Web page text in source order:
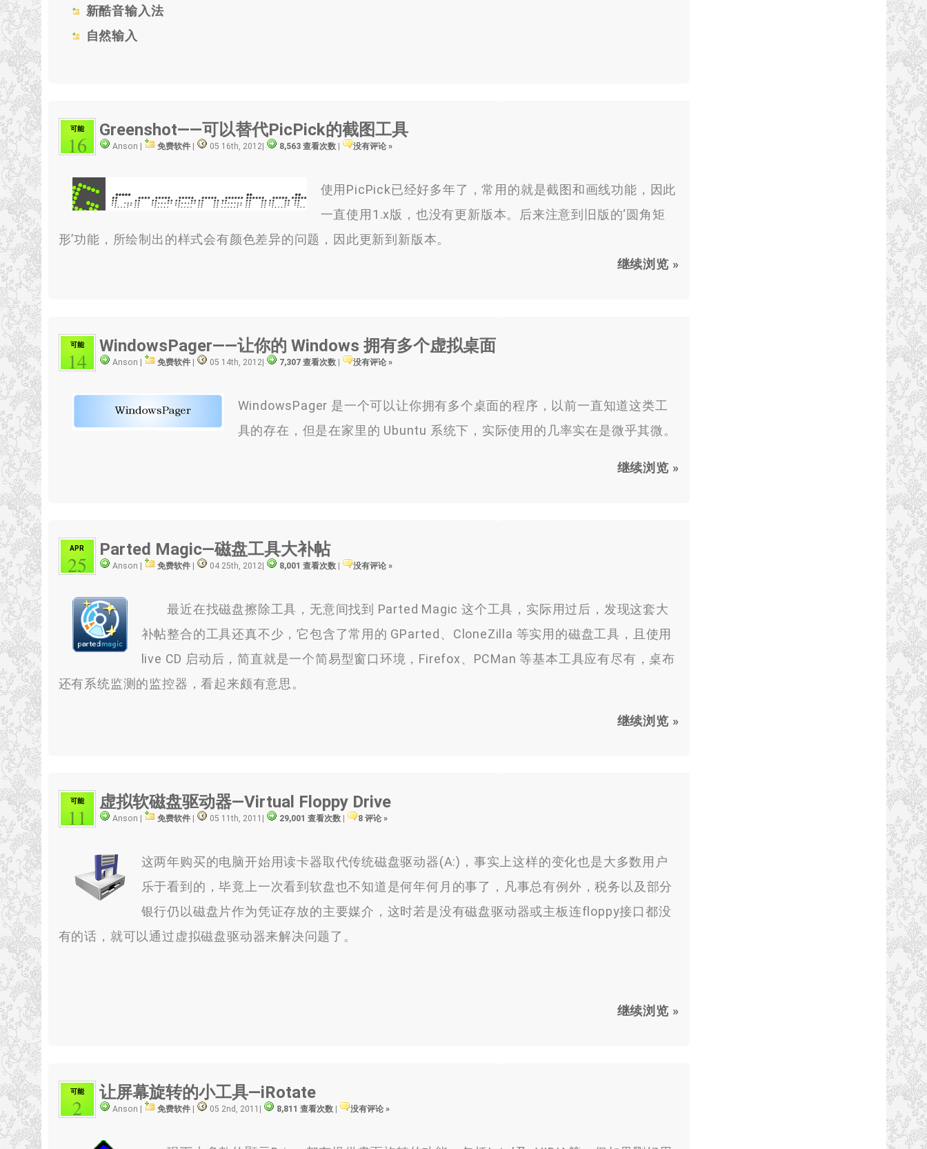
新酷音输入法
自然输入
可能
16
Greenshot——可以替代PicPick的截图工具
Anson | 免费软件| 05 16th, 2012| 8,563 查看次数 没有评论 »
使用PicPick已经好多年了，常用的就是截图和画线功能，因此
一直使用1.x版，也没有更新版本。后来注意到旧版的‘圆角矩
形’功能，所绘制出的样式会有颜色差异的问题，因此更新到新版本。
继续浏览 »
可能
14
WindowsPager——让你的 Windows 拥有多个虚拟桌面
Anson | 免费软件| 05 14th, 2012| 7,307 查看次数 | 没有评论 »
WindowsPager 是一个可以让你拥有多个桌面的程序，以前一直知道这类工
具的存在，但是在家里的 Ubuntu 系统下，实际使用的几率实在是微乎其微。
继续浏览 »
APR
25
Parted Magic—磁盘工具大补帖
Anson | 免费软件| 04 25th, 2012| 8,001 查看次数 | 没有评论 »
最近在找磁盘擦除工具，无意间找到 Parted Magic 这个工具，实际用过后，发现这套大
补帖整合的工具还真不少，它包含了常用的 GParted、CloneZilla 等实用的磁盘工具，且使用
live CD 启动后，简直就是一个简易型窗口环境，Firefox、PCMan 等基本工具应有尽有，桌布
还有系统监测的监控器，看起来颇有意思。
继续浏览 »
可能
11
虚拟软磁盘驱动器—Virtual Floppy Drive
Anson | 免费软件| 05 11th, 2011 29,001 查看次数 8 评论 »
这两年购买的电脑开始用读卡器取代传统磁盘驱动器(A:)，事实上这样的变化也是大多数用户
乐于看到的，毕竟上一次看到软盘也不知道是何年何月的事了，凡事总有例外，税务以及部分
银行仍以磁盘片作为凭证存放的主要媒介，这时若是没有磁盘驱动器或主板连floppy接口都没
有的话，就可以通过虚拟磁盘驱动器来解决问题了。
继续浏览 »
可能
2
让屏幕旋转的小工具—iRotate
Anson | 免费软件| 05 2nd, 2011 8,811 查看次数 没有评论 »